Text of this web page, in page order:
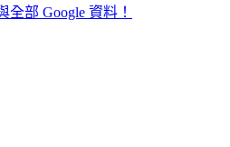
部 Google 資料！